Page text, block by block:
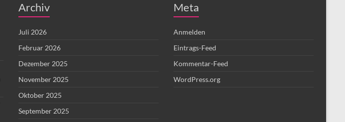
Archiv
Juli 2026
Februar 2026
Dezember 2025
November 2025
Oktober 2025
September 2025
Meta
Anmelden
Eintrags-Feed
Kommentar-Feed
WordPress.org